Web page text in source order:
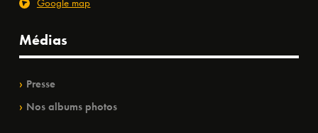
Google map
Médias
Presse
Nos albums photos